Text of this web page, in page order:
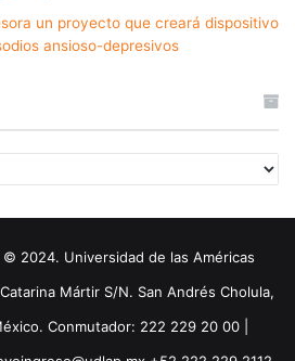
un proyecto que creará dispositivo
ansioso-depresivos
2024. Universidad de las Américas
Mártir S/N. San Andrés Cholula,
Conmutador: 222 229 20 00 |